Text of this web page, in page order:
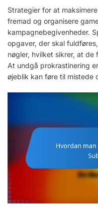
Strategier for at
fremad og organisere
kampagnebegivenheder.
opgaver, der skal
nøgler, hvilket sikrer, at de
At undgå prokrastinering
øjeblik kan føre til mistede